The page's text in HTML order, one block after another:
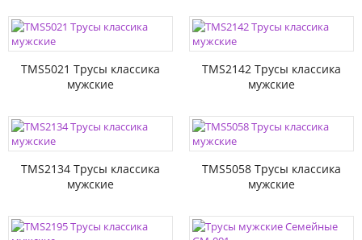
TMS5021 Трусы классика
мужские
TMS2142 Трусы классика
мужские
TMS2134 Трусы классика
мужские
TMS5058 Трусы классика
мужские